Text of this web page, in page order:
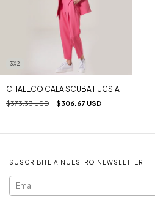
3X2
CHALECO CALA SCUBA FUCSIA
$373.33 USD $306.67 USD
SUSCRIBITE A NUESTRO NEWSLETTER